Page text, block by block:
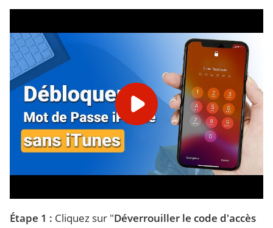
Étape 1 : Cliquez sur "Déverrouiller le code d'accès